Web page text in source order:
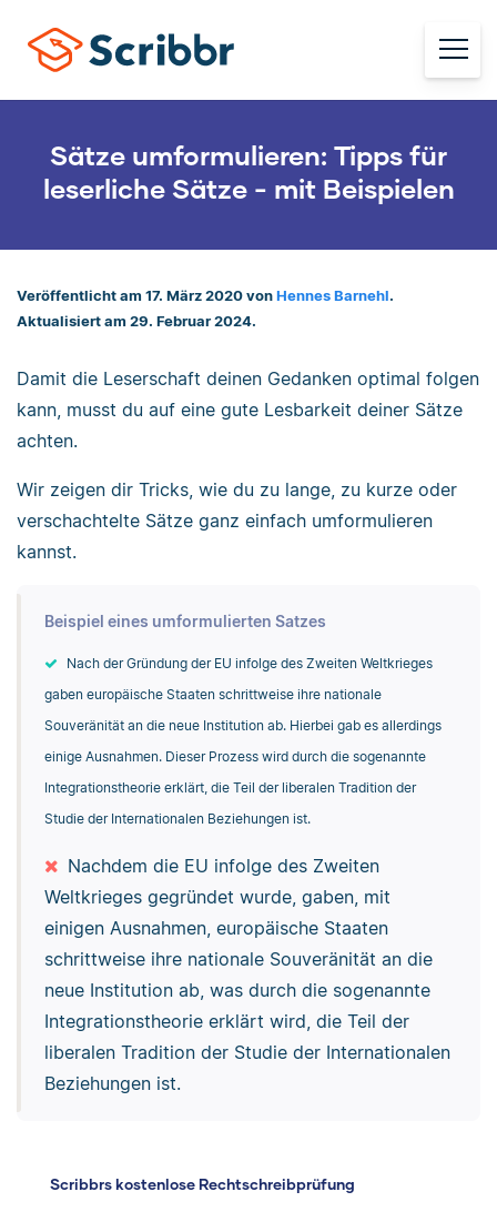
Sätze umformulieren: Tipps für
leserliche Sätze - mit Beispielen
Veröffentlicht am 17. März 2020 von Hennes Barnehl.
Aktualisiert am 29. Februar 2024.
Damit die Leserschaft deinen Gedanken optimal folgen
kann, musst du auf eine gute Lesbarkeit deiner Sätze
achten.
Wir zeigen dir Tricks, wie du zu lange, zu kurze oder
verschachtelte Sätze ganz einfach umformulieren
kannst.
Beispiel eines umformulierten Satzes
Nach der Gründung der EU infolge des Zweiten Weltkrieges
gaben europäische Staaten schrittweise ihre nationale
Souveränität an die neue Institution ab. Hierbei gab es allerdings
einige Ausnahmen. Dieser Prozess wird durch die sogenannte
Integrationstheorie erklärt, die Teil der liberalen Tradition der
Studie der Internationalen Beziehungen ist.
Nachdem die EU infolge des Zweiten
Weltkrieges gegründet wurde, gaben, mit
einigen Ausnahmen, europäische Staaten
schrittweise ihre nationale Souveränität an die
neue Institution ab, was durch die sogenannte
Integrationstheorie erklärt wird, die Teil der
liberalen Tradition der Studie der Internationalen
Beziehungen ist.
Scribbrs kostenlose Rechtschreibprüfung